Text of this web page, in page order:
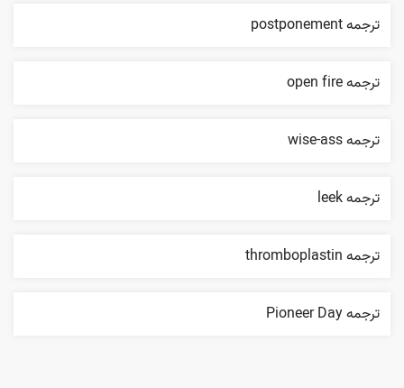
ترجمه postponement
ترجمه open fire
ترجمه wise-ass
ترجمه leek
ترجمه thromboplastin
ترجمه Pioneer Day